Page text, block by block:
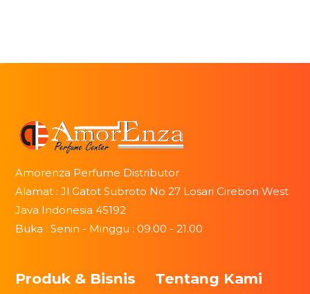
Amorenza Perfume Distributor
Alamat : Jl Gatot Subroto No 27 Losari Cirebon West
Java Indonesia 45192
Buka : Senin - Minggu : 09.00 - 21.00
Produk & Bisnis
Tentang Kami